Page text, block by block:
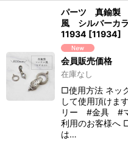
パーツ 真鍮製
風 シルバーカ
11934 [11934]
会員販売価格
在庫なし
□使用方法 ネッ
して使用頂けま
リー #金具 #
利用のお客様へ
は…